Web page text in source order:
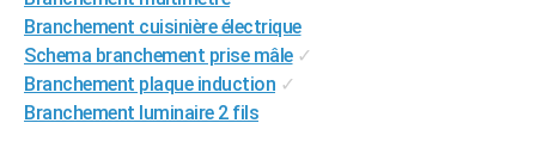
Branchement cuisinière électrique
Schema branchement prise mâle ✓
Branchement plaque induction ✓
Branchement luminaire 2 fils